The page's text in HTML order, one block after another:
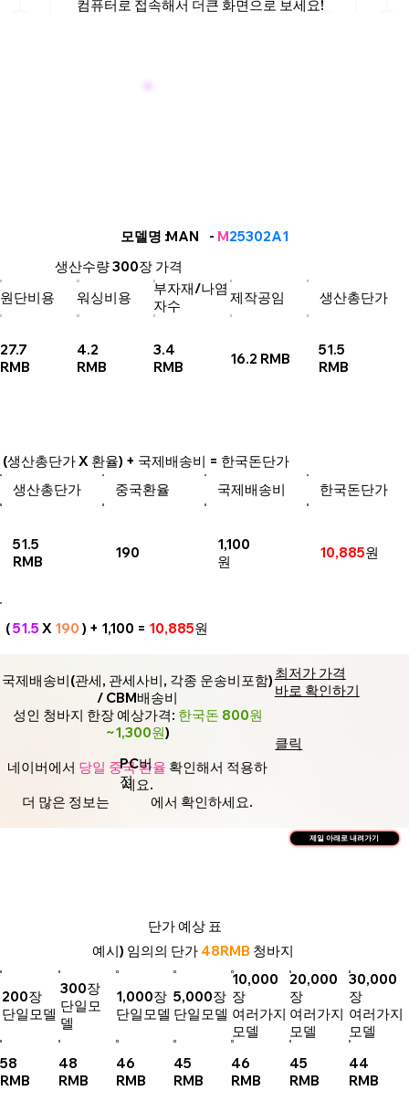
컴퓨터로 접속해서 더큰 화면으로 보세요!
모델명 : - M25302A1
MAN
원단비용 제작공임
워싱비용 생산총단가
부자재/나염
자수
27.7
RMB
4.2
RMB
3.4
RMB
16.2 RMB
51.5
RMB
생산수량300장 가격
(생산총단가 X 환율) + 국제배송비 = 한국돈단가
51.5
RMB
생산총단가
(51.5X 190 ) + 1,100 = 10,885원
국제배송비
중국환율 한국돈단가
1,100
원
190 10,885원
국제배송비(관세, 관세사비, 각종 운송비포함)
/ CBM배송비
성인 청바지 한장 예상가격: 한국돈 800원
~1,300원)
네이버에서 당일 중국 환율 확인해서 적용하
세요.
더 많은 정보는
에서 확인하세요.
PC버
전
최저가 가격
바로 확인하기
클릭
제일 아래로 내려가기
단가 예상 표
예시) 임의의 단가 48RMB 청바지
5,000장
단일모델
300장
단일모
델
20,000
장
여러가지
모델
200장
단일모델
1,000장
단일모델
10,000
장
여러가지
모델
30,000
장
여러가지
모델
45
RMB
48
RMB
45
RMB
58
RMB
46
RMB
46
RMB
44
RMB